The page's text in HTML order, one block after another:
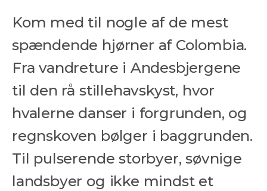
Kom med til nogle af de mest
spændende hjørner af Colombia.
Fra vandreture i Andesbjergene
til den rå stillehavskyst, hvor
hvalerne danser i forgrunden, og
regnskoven bølger i baggrunden.
Til pulserende storbyer, søvnige
landsbyer og ikke mindst et